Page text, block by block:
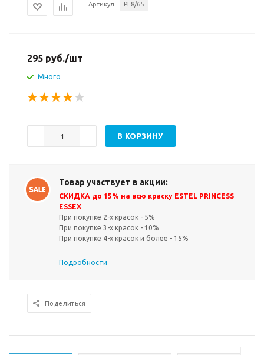
Артикул PE8/65
295 руб./шт
Много
В КОРЗИНУ
Товар участвует в акции:
СКИДКА до 15% на всю краску ESTEL PRINCESS
ESSEX
При покупке 2-х красок - 5%
При покупке 3-х красок - 10%
При покупке 4-х красок и более - 15%
Подробности
Поделиться